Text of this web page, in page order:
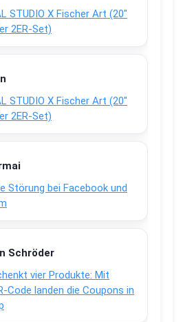
STUDIO X Fischer Art (20″
2ER-Set)
STUDIO X Fischer Art (20″
2ER-Set)
Störung bei Facebook und
Schröder
vier Produkte: Mit
Code landen die Coupons in